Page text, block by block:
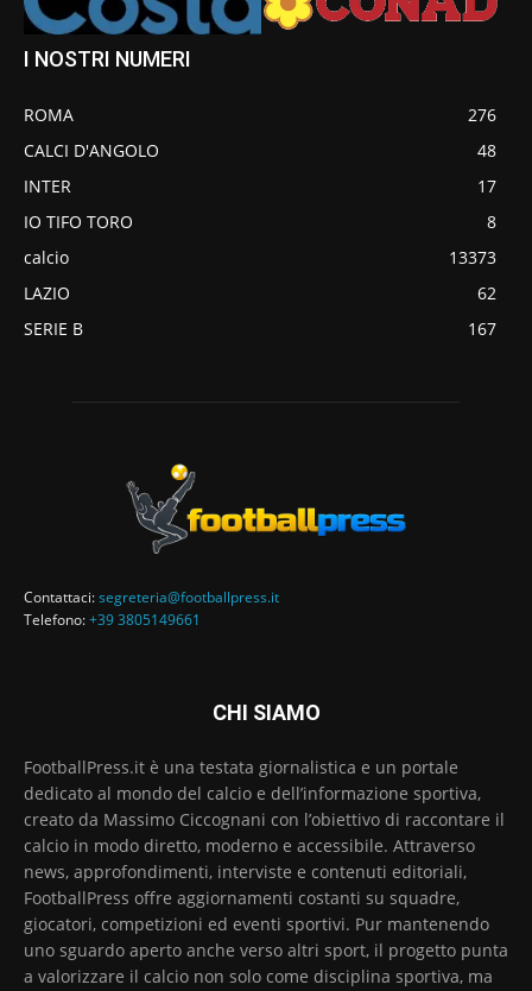
I NOSTRI NUMERI
ROMA
276
CALCI D'ANGOLO
48
INTER
17
IO TIFO TORO
8
calcio
13373
LAZIO
62
SERIE B
167
Contattaci:segreteria@footballpress.it
Telefono:+39 3805149661
CHI SIAMO
FootballPress.it è una testata giornalistica e un portale
dedicato al mondo del calcio e dell’informazione sportiva,
creato da Massimo Ciccognani con l’obiettivo di raccontare il
calcio in modo diretto, moderno e accessibile. Attraverso
news, approfondimenti, interviste e contenuti editoriali,
FootballPress offre aggiornamenti costanti su squadre,
giocatori, competizioni ed eventi sportivi. Pur mantenendo
uno sguardo aperto anche verso altri sport, il progetto punta
a valorizzare il calcio non solo come disciplina sportiva, ma